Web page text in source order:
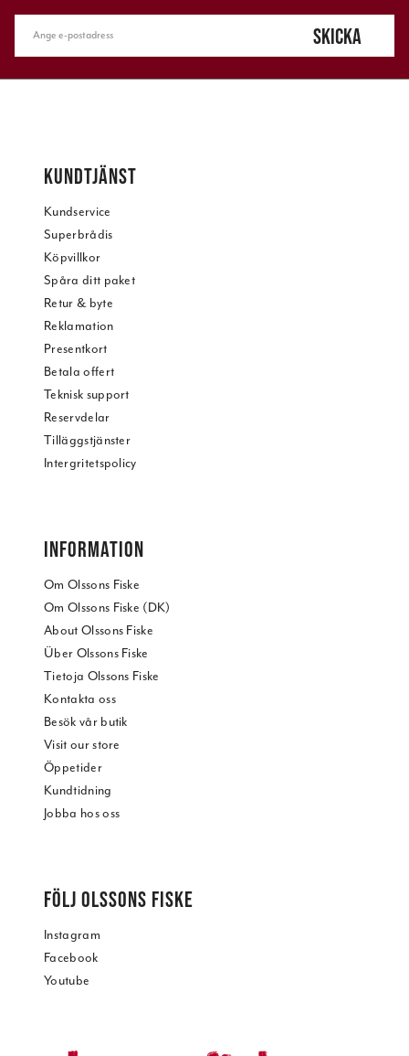
SKICKA
KUNDTJÄNST
Kundservice
Superbrådis
Köpvillkor
Spåra ditt paket
Retur & byte
Reklamation
Presentkort
Betala offert
Teknisk support
Reservdelar
Tilläggstjänster
Intergritetspolicy
INFORMATION
Om Olssons Fiske
Om Olssons Fiske (DK)
About Olssons Fiske
Über Olssons Fiske
Tietoja Olssons Fiske
Kontakta oss
Besök vår butik
Visit our store
Öppetider
Kundtidning
Jobba hos oss
FÖLJ OLSSONS FISKE
Instagram
Facebook
Youtube